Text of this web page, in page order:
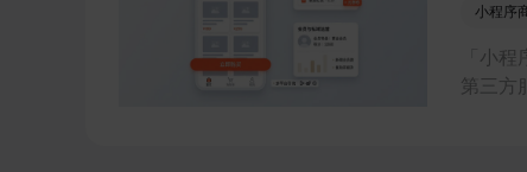
小程序
「小
第三方